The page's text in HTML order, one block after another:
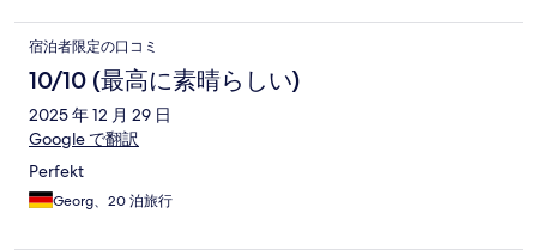
sleep after a long day outdoors hiking or at the beach. To
conclude, all the other aspects of a wonderful hotel such as a
high quality staff and cleanliness are a given here.
宿泊者限定の口コミ
10/10 (最高に素晴らしい)
2025 年 12 月 29 日
Google で翻訳
Perfekt
Georg、20 泊旅行